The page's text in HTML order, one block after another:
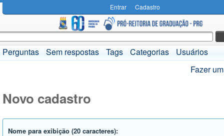
Entrar Cadastro
Perguntas Sem respostas Tags Categorias
Usuários
Fazer
Novo cadastro
Nome para exibição (20 caracteres):